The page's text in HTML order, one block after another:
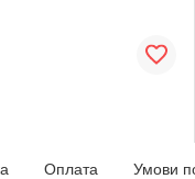
Оплата Умови